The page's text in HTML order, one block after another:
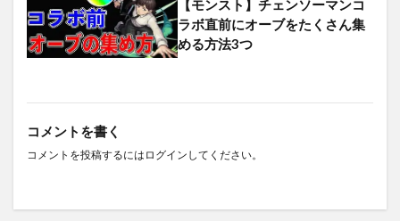
【モンスト】チェンソーマンコ
ラボ直前にオーブをたくさん集
める方法3つ
コメントを書く
コメントを投稿するには ログイン してください。